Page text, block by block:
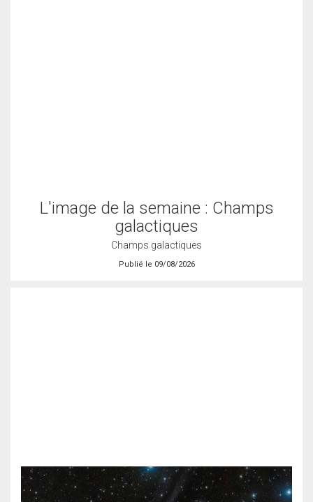
L'image de la semaine : Champs
galactiques
Champs galactiques
Publié le 09/08/2026